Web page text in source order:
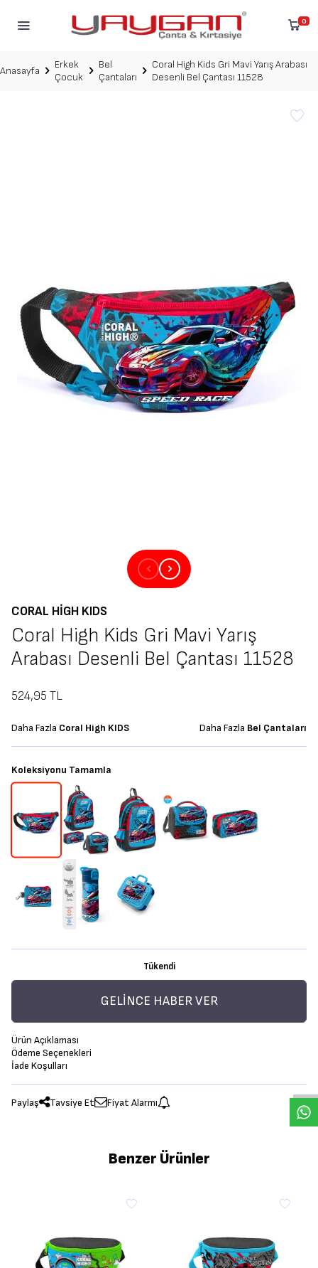
0
Anasayfa
Erkek
Çocuk
Bel
Çantaları
Coral High Kids Gri Mavi Yarış Arabası
Desenli Bel Çantası 11528
CORAL HIGH KIDS
Coral High Kids Gri Mavi Yarış
Arabası Desenli Bel Çantası 11528
524,95 TL
Daha Fazla Coral High KIDS Daha Fazla Bel Çantaları
Koleksiyonu Tamamla
Tükendi
GELINCE HABER VER
Ürün Açıklaması
Ödeme Seçenekleri
İade Koşulları
Paylaş Tavsiye Et Fiyat Alarmı
Benzer Ürünler